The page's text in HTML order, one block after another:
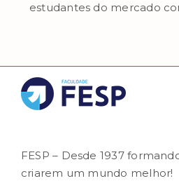
estudantes do mercado
FESP – Desde 1937
criarem um mundo melhor!